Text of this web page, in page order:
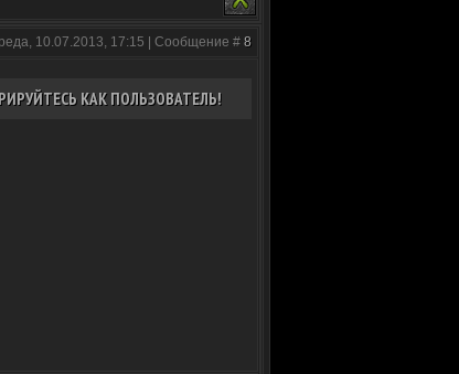
10.07.2013, 17:15 | Сообщение # 8
КАК ПОЛЬЗОВАТЕЛЬ!